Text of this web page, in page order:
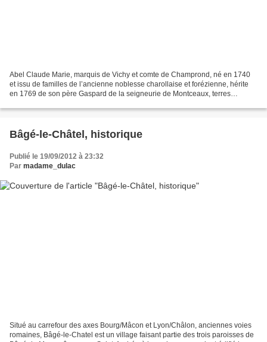
Abel Claude Marie, marquis de Vichy et comte de Champrond, né en 1740
et issu de familles de l’ancienne noblesse charollaise et forézienne, hérite
en 1769 de son père Gaspard de la seigneurie de Montceaux, terres
Bâgé-le-Châtel, historique
Publié le 19/09/2012 à 23:32
Par madame_dulac
Situé au carrefour des axes Bourg/Mâcon et Lyon/Châlon, anciennes voies
romaines, Bâgé-le-Chatel est un village faisant partie des trois paroisses de